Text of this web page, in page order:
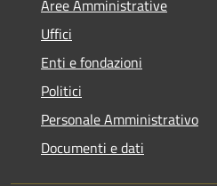
Aree Amministrative
Uffici
Enti e fondazioni
Politici
Personale Amministrativo
Documenti e dati